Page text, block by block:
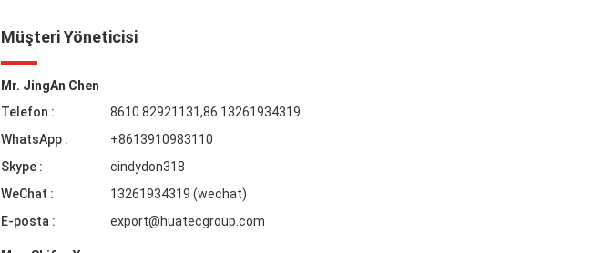
Müşteri Yöneticisi
Mr. JingAn Chen
Telefon :
8610 82921131,86 13261934319
WhatsApp :
+8613910983110
Skype :
cindydon318
WeChat :
13261934319 (wechat)
E-posta :
export@huatecgroup.com